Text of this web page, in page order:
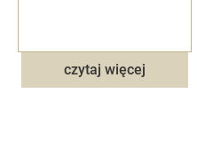
czytaj więcej